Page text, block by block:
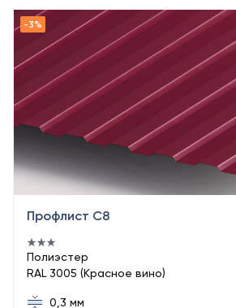
Профлист С8
Полиэстер
RAL 3005 (Красное вино)
0,3 мм